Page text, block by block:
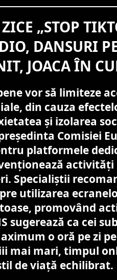
„STOP
DANSURI
JOACA ÎN
vor să limiteze
din cauza
și izolarea
Comisiei
platformele
Specialiștii
utilizarea
promovând
sugerează ca cei
o oră pe zi
mai mari, timpul
de viață echilibrat.